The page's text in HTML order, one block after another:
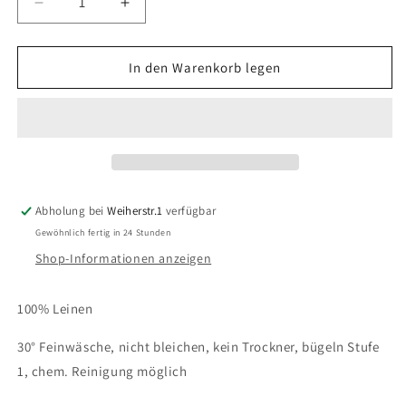
Verringere
die
Menge
JcSophie
Erhöhe
die
Menge
für
JcSophie
In den Warenkorb legen
Abholung beiWeiherstr.1 verfügbar
Gewöhnlich fertig in 24 Stunden
Shop-Informationen anzeigen
100% Leinen
30° Feinwäsche, nicht bleichen, kein Trockner, bügeln Stufe
1, chem. Reinigung möglich